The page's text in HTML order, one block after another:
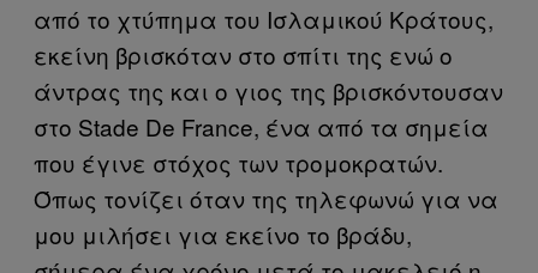
από το χτύπημα του Ισλαμικού Κράτους,
εκείνη βρισκόταν στο σπίτι της ενώ ο
άντρας της και ο γιος της βρισκόντουσαν
στο Stade De France, ένα από τα σημεία
που έγινε στόχος των τρομοκρατών.
Όπως τονίζει όταν της τηλεφωνώ για να
μου μιλήσει για εκείνο το βράδυ,